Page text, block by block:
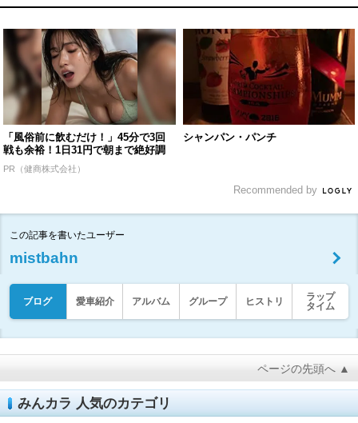
「風俗前に飲むだけ！」45分で3回
戦も余裕！1日31円で朝まで絶好調
PR（健商株式会社）
シャンパン・パンチ
Recommended by
この記事を書いたユーザー
mistbahn
ブログ 愛車紹介 アルバム グループ ヒストリ
ラップ
タイム
ページの先頭へ ▲
みんカラ 人気のカテゴリ